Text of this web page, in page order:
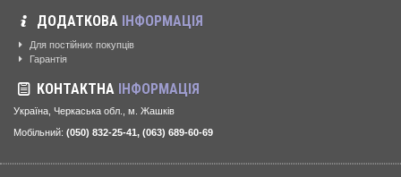
ДОДАТКОВА ІНФОРМАЦІЯ
Для постійних покупців
Гарантія
КОНТАКТНА ІНФОРМАЦІЯ
Україна, Черкаська обл., м. Жашків
Мобільний: (050) 832-25-41, (063) 689-60-69